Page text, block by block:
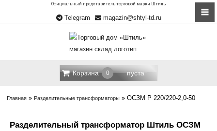
Telegram magazin@shtyl-td.ru
Официальный представитель торговой марки Штиль
Корзина 0 пуста
Главная » Разделительные трансформаторы » ОСЗМ Р 220/220-2,0-50
Разделительный трансформатор Штиль ОСЗМ